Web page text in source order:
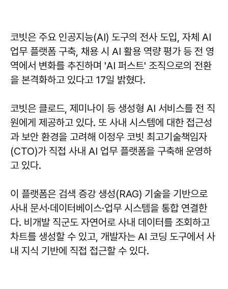
코빗은 주요 인공지능(AI) 도구의 전사 도입, 자체 AI
업무 플랫폼 구축, 채용 시 AI 활용 역량 평가 등 전 영
역에서 변화를 추진하며 'AI 퍼스트' 조직으로의 전환
을 본격화하고 있다고 17일 밝혔다.
코빗은 클로드, 제미나이 등 생성형 AI 서비스를 전 직
원에게 제공하고 있다. 또 사내 시스템에 대한 접근성
과 보안 환경을 고려해 이정우 코빗 최고기술책임자
(CTO)가 직접 사내 AI 업무 플랫폼을 구축해 운영하
고 있다.
이 플랫폼은 검색 증강 생성(RAG) 기술을 기반으로
사내 문서·데이터베이스·업무 시스템을 통합 연결한
다. 비개발 직군도 자연어로 사내 데이터를 조회하고
차트를 생성할 수 있고, 개발자는 AI 코딩 도구에서 사
내 지식 기반에 직접 접근할 수 있다.